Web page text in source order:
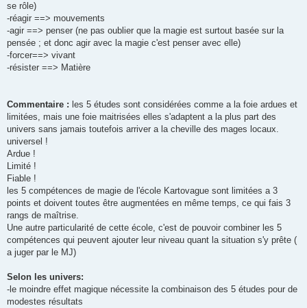
se rôle)
-réagir ==> mouvements
-agir ==> penser (ne pas oublier que la magie est surtout basée sur la
pensée ; et donc agir avec la magie c'est penser avec elle)
-forcer==> vivant
-résister ==> Matière
Commentaire : les 5 études sont considérées comme a la foie ardues et
limitées, mais une foie maitrisées elles s'adaptent a la plus part des
univers sans jamais toutefois arriver a la cheville des mages locaux.
universel !
Ardue !
Limité !
Fiable !
les 5 compétences de magie de l'école Kartovague sont limitées a 3
points et doivent toutes être augmentées en même temps, ce qui fais 3
rangs de maîtrise.
Une autre particularité de cette école, c'est de pouvoir combiner les 5
compétences qui peuvent ajouter leur niveau quant la situation s'y prête (
a juger par le MJ)
Selon les univers:
-le moindre effet magique nécessite la combinaison des 5 études pour de
modestes résultats